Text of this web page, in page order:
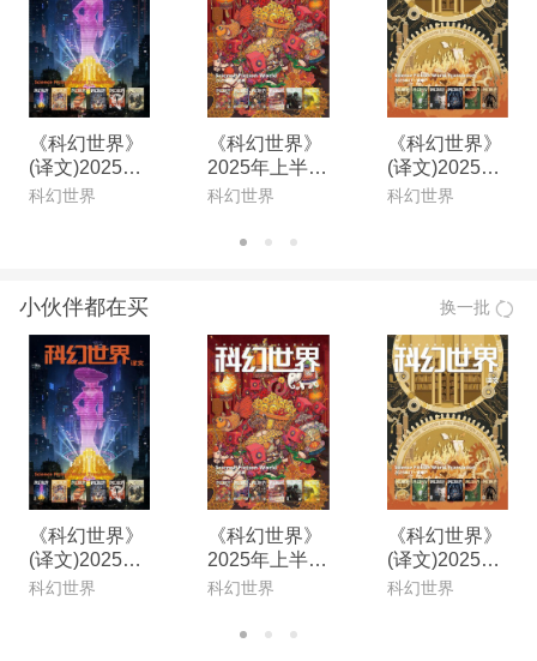
《科幻世界》
(译文)2025年
上半年合集(电
科幻世界
《科幻世界》
2025年上半年
合集(电子杂
科幻世界
《科幻世界》
(译文)2025年
下半年合集(电
科幻世界
小伙伴都在买 换一批
《科幻世界》
(译文)2025年
上半年合集(电
科幻世界
《科幻世界》
2025年上半年
合集(电子杂
科幻世界
《科幻世界》
(译文)2025年
下半年合集(电
科幻世界